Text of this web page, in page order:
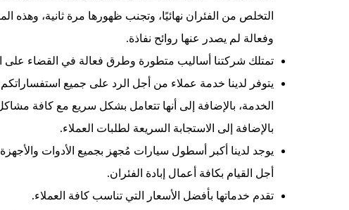
التخلص من الفئران نهائيًا، وتجنب ظهورها مرة ثانية، وهذه
وفعالة لم يصدر عنها روائح نفاذة.
تمتلك شركتنا أساليب متطورة وطرق فعالة في القضاء على
يتوفر لدينا خدمة عملاء من أجل الرد على جميع
الخدمة، بالإضافة إلى أنها تتعامل بشكل سريع مع كافة
بالإضافة إلى الاستجابة السريعة لطلبات العملاء.
يوجد لدينا أكبر أسطول سيارات مُجهز بجميع الأدوات
أجل القيام بكافة أعمال إبادة الفئران.
تقدم خدماتها بأفضل الأسعار التي تناسب كافة العملاء.